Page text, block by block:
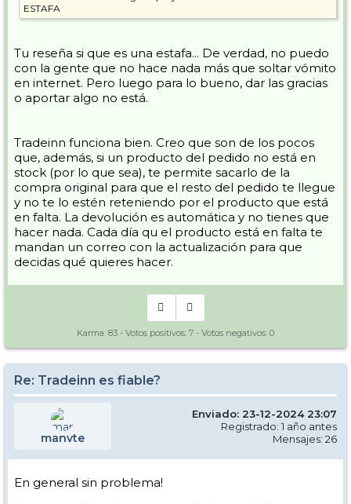
ESTAFA
Tu reseña si que es una estafa... De verdad, no puedo
con la gente que no hace nada más que soltar vómito
en internet. Pero luego para lo bueno, dar las gracias
o aportar algo no está.
Tradeinn funciona bien. Creo que son de los pocos
que, además, si un producto del pedido no está en
stock (por lo que sea), te permite sacarlo de la
compra original para que el resto del pedido te llegue
y no te lo estén reteniendo por el producto que está
en falta. La devolución es automática y no tienes que
hacer nada. Cada día qu el producto está en falta te
mandan un correo con la actualización para que
decidas qué quieres hacer.
Karma: 83 - Votos positivos: 7 - Votos negativos: 0
Re: Tradeinn es fiable?
manvte
Enviado: 23-12-2024 23:07
Registrado: 1 año antes
Mensajes: 26
En general sin problema!